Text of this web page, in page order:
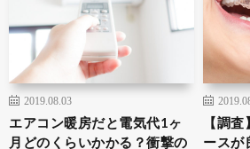
2019.08.03
エアコン暖房だと電気代1ヶ
月どのくらいかかる？衝撃の
【調
ースが